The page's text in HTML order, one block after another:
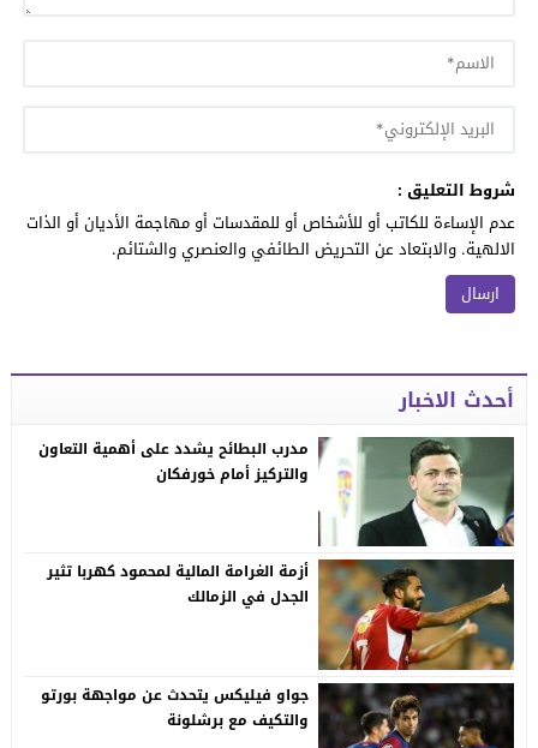
شروط التعليق :
عدم الإساءة للكاتب أو للأشخاص أو للمقدسات أو مهاجمة الأديان أو الذات
الالهية. والابتعاد عن التحريض الطائفي والعنصري والشتائم.
أحدث الاخبار
مدرب البطائح يشدد على أهمية التعاون
والتركيز أمام خورفكان
أزمة الغرامة المالية لمحمود كهربا تثير
الجدل في الزمالك
جواو فيليكس يتحدث عن مواجهة بورتو
والتكيف مع برشلونة